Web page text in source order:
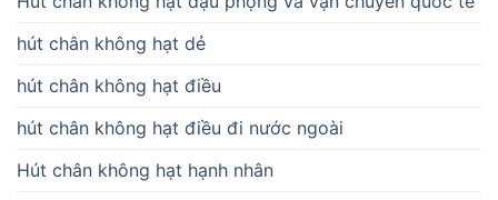
hút chân không hạt dẻ
hút chân không hạt điều
hút chân không hạt điều đi nước ngoài
Hút chân không hạt hạnh nhân